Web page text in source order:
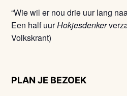
“Wie wil er nou drie uur lang
Een half uurHokjesdenker
Volkskrant)
PLAN JE BEZOEK